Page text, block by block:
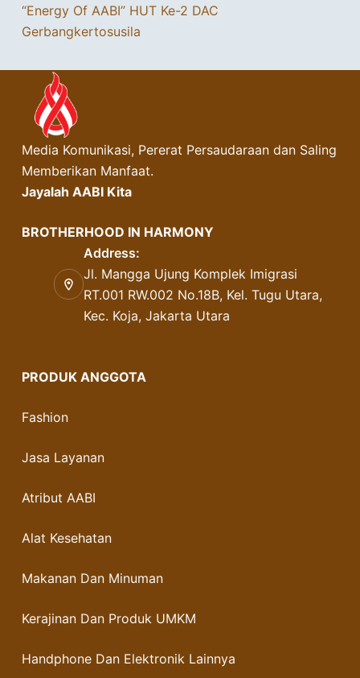
“Energy Of AABI” HUT Ke-2 DAC
Gerbangkertosusila
Media Komunikasi, Pererat Persaudaraan dan Saling
Memberikan Manfaat.
Jayalah AABI Kita
BROTHERHOOD IN HARMONY
Address:
Jl. Mangga Ujung Komplek Imigrasi
RT.001 RW.002 No.18B, Kel. Tugu Utara,
Kec. Koja, Jakarta Utara
PRODUK ANGGOTA
Fashion
Jasa Layanan
Atribut AABI
Alat Kesehatan
Makanan Dan Minuman
Kerajinan Dan Produk UMKM
Handphone Dan Elektronik Lainnya